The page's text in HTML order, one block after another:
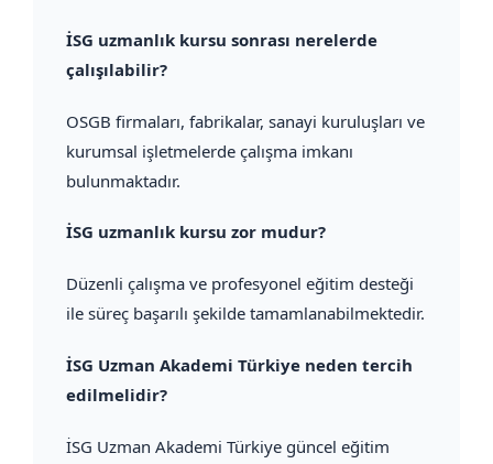
İSG uzmanlık kursu sonrası nerelerde
çalışılabilir?
OSGB firmaları, fabrikalar, sanayi kuruluşları ve
kurumsal işletmelerde çalışma imkanı
bulunmaktadır.
İSG uzmanlık kursu zor mudur?
Düzenli çalışma ve profesyonel eğitim desteği
ile süreç başarılı şekilde tamamlanabilmektedir.
İSG Uzman Akademi Türkiye neden tercih
edilmelidir?
İSG Uzman Akademi Türkiye güncel eğitim